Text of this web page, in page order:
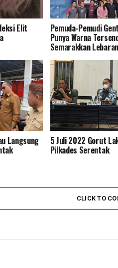
Elit Pemuda-Pemudi
Punya Warna
Semarakkan
Langsung 5 Juli 2022 Gorut
Pilkades Serentak
CLICK TO